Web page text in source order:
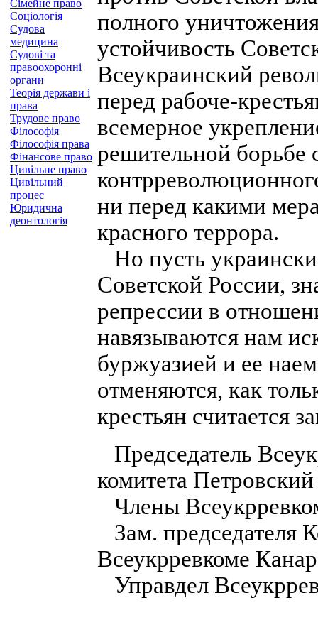
Сімейне право
Соціологія
Судова
медицина
Судові та
правоохоронні
органи
Теорія держави і
права
Трудове право
Філософія
Філософія права
Фінансове право
Цивільне право
Цивільний
процес
Юридична
деонтологія
полного
устойчивость
Всеукраинский
перед рабоче-
всемерное
решительной борьбе
ни перед какими
красного террора.
Но пусть
Советской России,
репрессии в
навязываются нам
буржуазией и ее
отменяются, как
крестьян считается
Председатель
комитета Петровский
Члены
Зам. председателя
Всеукрревкоме
Управдел